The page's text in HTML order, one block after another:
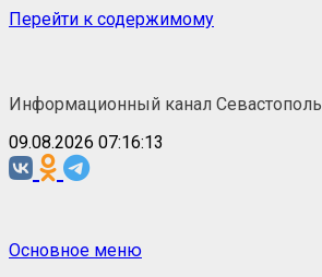
Перейти к содержимому
Информационный канал Севастополь
09.08.2026 07:16:14
Основное меню